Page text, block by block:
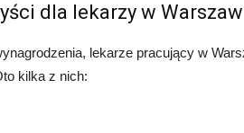
dla lekarzy w
lekarze pracujący w
kilka z nich: